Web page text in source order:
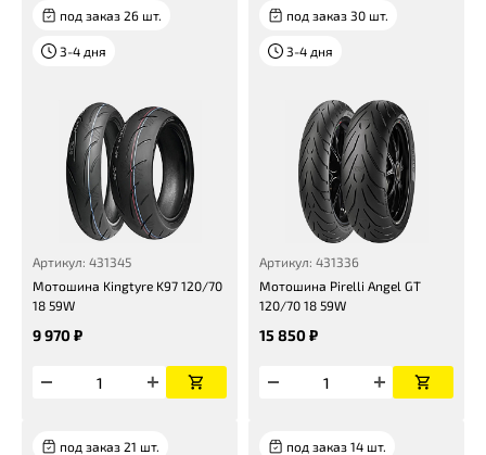
под заказ 26 шт.
3-4 дня
Артикул: 431345
Мотошина Kingtyre K97 120/70
18 59W
9 970 ₽
под заказ 30 шт.
3-4 дня
Артикул: 431336
Мотошина Pirelli Angel GT
120/70 18 59W
15 850 ₽
под заказ 21 шт. под заказ 14 шт.